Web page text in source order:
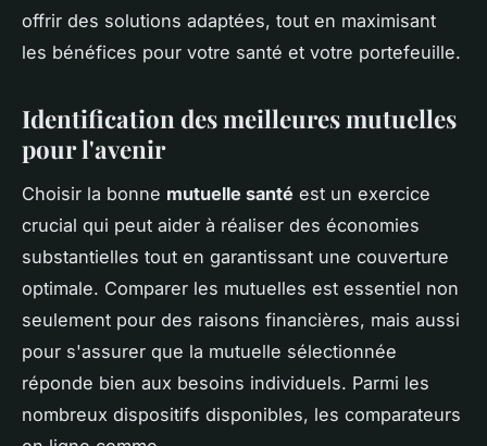
offrir des solutions adaptées, tout en maximisant
les bénéfices pour votre santé et votre portefeuille.
Identification des meilleures mutuelles
pour l'avenir
Choisir la bonne mutuelle santé est un exercice
crucial qui peut aider à réaliser des économies
substantielles tout en garantissant une couverture
optimale. Comparer les mutuelles est essentiel non
seulement pour des raisons financières, mais aussi
pour s'assurer que la mutuelle sélectionnée
réponde bien aux besoins individuels. Parmi les
nombreux dispositifs disponibles, les comparateurs